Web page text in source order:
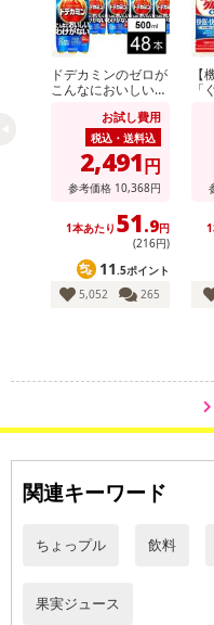
発送日カレンダー
こちらの
ドデカミンのゼロが
こんなにおいしいわ
お試し費用
税込・送料込
2,491円
参考価格 10,368円
1本あたり 51.9円
(216円)
11.5ポイント
5,052
265
【
「
関連キーワード
ちょっプル 飲料
果実ジュース